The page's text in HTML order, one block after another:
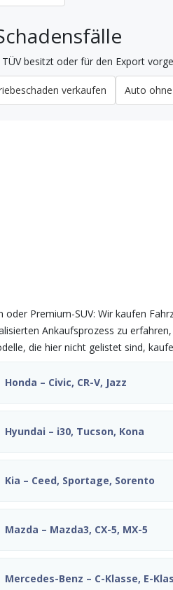
besitzt oder für den Export
verkaufen Auto
Premium-SUV: Wir kaufen
Ankaufsprozess zu
die hier nicht gelistet sind,
Honda – Civic, CR-V, Jazz
Hyundai – i30, Tucson, Kona
Kia – Ceed, Sportage, Sorento
Mazda – Mazda3, CX-5, MX-5
Mercedes-Benz – C-Klasse, E-